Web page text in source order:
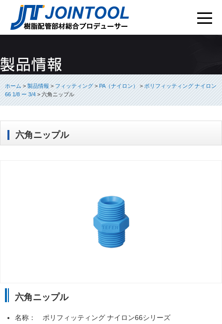
ホーム>製品情報>フィッティング>PA（ナイロン）>ポリフィッティング ナイロン
66 1/8 ー 3/4>六角ニップル
六角ニップル
六角ニップル
名称： ポリフィッティング ナイロン66シリーズ